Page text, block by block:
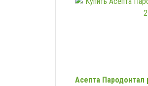
Асепта Пародонтал